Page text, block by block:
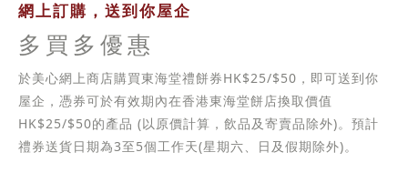
網上訂購，送到你屋企
多買多優惠
於美心網上商店購買東海堂禮餅券HK$25/$50，即可送到你
屋企，憑券可於有效期內在香港東海堂餅店換取價值
HK$25/$50的產品 (以原價計算，飲品及寄賣品除外)。預計
禮券送貨日期為3至5個工作天(星期六、日及假期除外)。